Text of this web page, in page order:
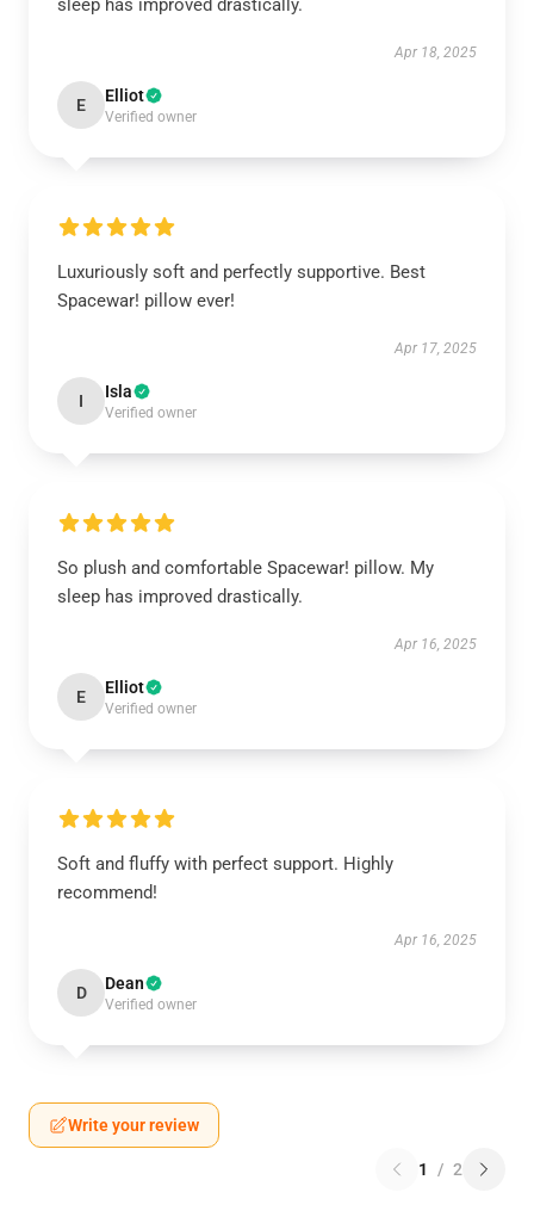
sleep has improved drastically.
Apr 18, 2025
E Elliot
Verified owner
Luxuriously soft and perfectly supportive. Best
Spacewar! pillow ever!
Apr 17, 2025
I Isla
Verified owner
So plush and comfortable Spacewar! pillow. My
sleep has improved drastically.
Apr 16, 2025
E Elliot
Verified owner
Soft and fluffy with perfect support. Highly
recommend!
Apr 16, 2025
D Dean
Verified owner
Write your review
1 / 2